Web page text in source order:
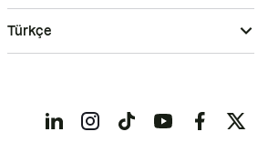
Türkçe